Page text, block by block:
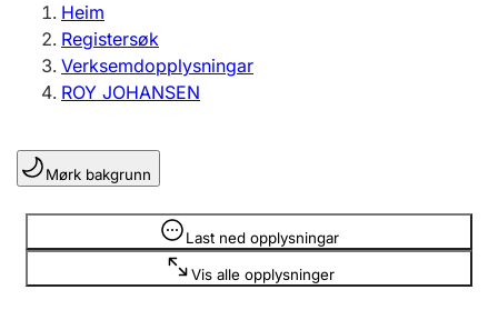
Enkeltpersonføretak
Registrere, endre, slette
Lag og foreining
Registrere, endre, slette
Heim
Registersøk
Verksemdopplysningar
ROY JOHANSEN
Mørk bakgrunn
Last ned opplysningar
Vis alle opplysninger
Opplysninger er skjult